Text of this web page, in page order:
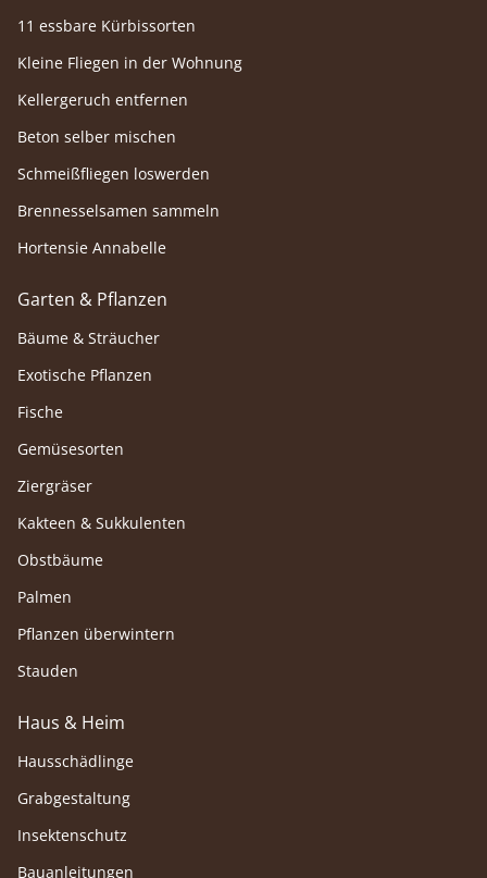
11 essbare Kürbissorten
Kleine Fliegen in der Wohnung
Kellergeruch entfernen
Beton selber mischen
Schmeißfliegen loswerden
Brennesselsamen sammeln
Hortensie Annabelle
Garten & Pflanzen
Bäume & Sträucher
Exotische Pflanzen
Fische
Gemüsesorten
Ziergräser
Kakteen & Sukkulenten
Obstbäume
Palmen
Pflanzen überwintern
Stauden
Haus & Heim
Hausschädlinge
Grabgestaltung
Insektenschutz
Bauanleitungen